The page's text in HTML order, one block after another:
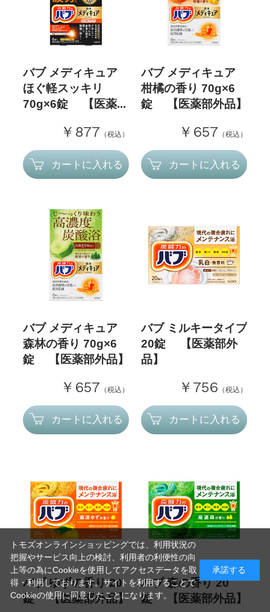
バブ メディキュア
ほぐ軽スッキリ
70g×6錠 【医薬...
￥877 （税込）
カートに入れる
バブ メディキュア
柑橘の香り 70g×6
錠 【医薬部外品】
￥657 （税込）
カートに入れる
バブ メディキュア
森林の香り 70g×6
錠 【医薬部外品】
￥657 （税込）
カートに入れる
バブ ミルキータイプ
20錠 【医薬部外
品】
￥756 （税込）
カートに入れる
バブ ゆずの香り 20
錠 【医薬部外品】
バブ 森の香り 20
錠 【医薬部外品】
トモズオンラインショッピングでは、利用状況の
把握やサービス向上の検討、利用者の利便性の向
上等の為にCookieを使用してアクセスデータを取
得・利用しております。サイトを利用することで
Cookieの使用に同意したことになります。
承諾する